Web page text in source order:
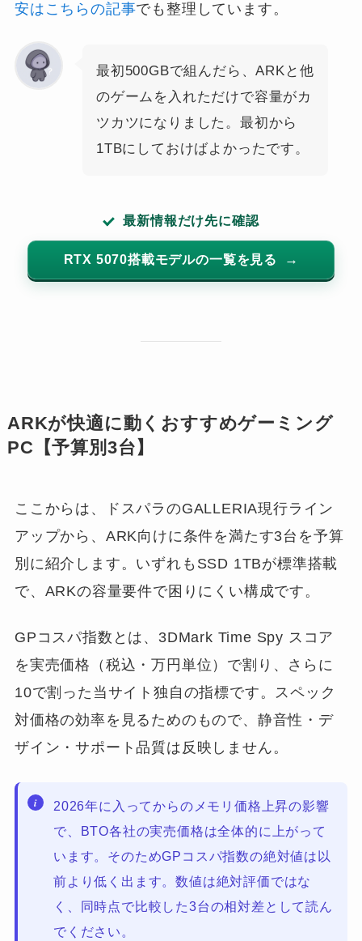
安はこちらの記事でも整理しています。
最初500GBで組んだら、ARKと他
のゲームを入れただけで容量がカ
ツカツになりました。最初から
1TBにしておけばよかったです。
最新情報だけ先に確認
RTX 5070搭載モデルの一覧を見る
ARKが快適に動くおすすめゲーミング
PC【予算別3台】
ここからは、ドスパラのGALLERIA現行ライン
アップから、ARK向けに条件を満たす3台を予算
別に紹介します。いずれもSSD 1TBが標準搭載
で、ARKの容量要件で困りにくい構成です。
GPコスパ指数とは、3DMark Time Spy スコア
を実売価格（税込・万円単位）で割り、さらに
10で割った当サイト独自の指標です。スペック
対価格の効率を見るためのもので、静音性・デ
ザイン・サポート品質は反映しません。
2026年に入ってからのメモリ価格上昇の影響
で、BTO各社の実売価格は全体的に上がって
います。そのためGPコスパ指数の絶対値は以
前より低く出ます。数値は絶対評価ではな
く、同時点で比較した3台の相対差として読ん
でください。